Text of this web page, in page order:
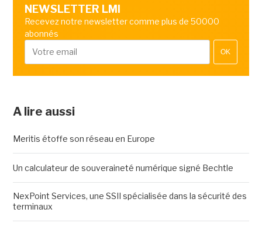
NEWSLETTER LMI
Recevez notre newsletter comme plus de 50000
abonnés
OK
A lire aussi
Meritis étoffe son réseau en Europe
Un calculateur de souveraineté numérique signé Bechtle
NexPoint Services, une SSII spécialisée dans la sécurité des
terminaux